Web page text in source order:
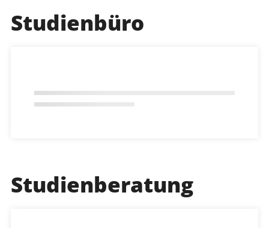
Studienbüro
Studienberatung